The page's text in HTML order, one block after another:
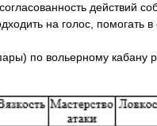
действий
на голос, помогать
по вольерному кабану